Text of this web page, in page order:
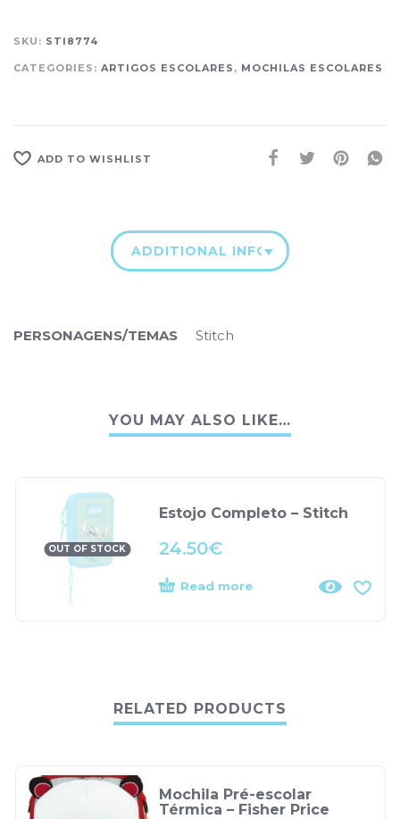
SKU: STI8774
CATEGORIES: ARTIGOS ESCOLARES , MOCHILAS ESCOLARES
ADD TO WISHLIST
ADDITIONAL INFORMATION
PERSONAGENS/TEMAS Stitch
YOU MAY ALSO LIKE…
OUT OF STOCK
Estojo Completo – Stitch
24.50€
Read more
RELATED PRODUCTS
Mochila Pré-escolar
Térmica – Fisher Price